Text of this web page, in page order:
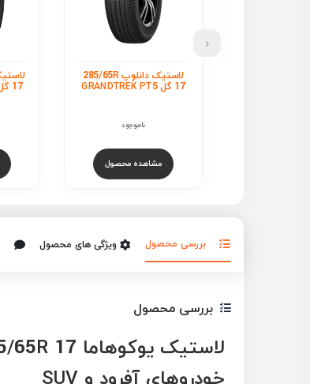
لاستیک یوکوهاما 285/65R
17 گل GEOLANDAR G94
ناموجود
مشاهده محصول
17 گل WILDPEAK H/T01
‹
بررسی محصول ویژگی های محصول
بررسی محصول